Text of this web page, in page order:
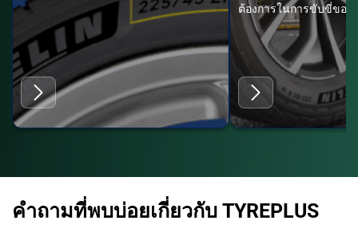
ต้องการในการขับขี่ขอ
คำถามที่พบบ่อยเกี่ยวกับ TYREPLUS